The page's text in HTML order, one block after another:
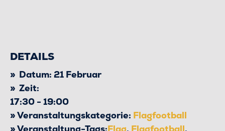
DETAILS
Datum: 21 Februar
Zeit:
17:30 - 19:00
Veranstaltungskategorie: Flagfootball